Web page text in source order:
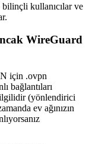
kullanıcılar ve
WireGuard
için .ovpn
bağlantıları
(yönlendirici
ev ağınızın